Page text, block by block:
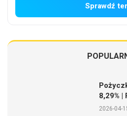
Sprawdź
8,29%
2026-04-